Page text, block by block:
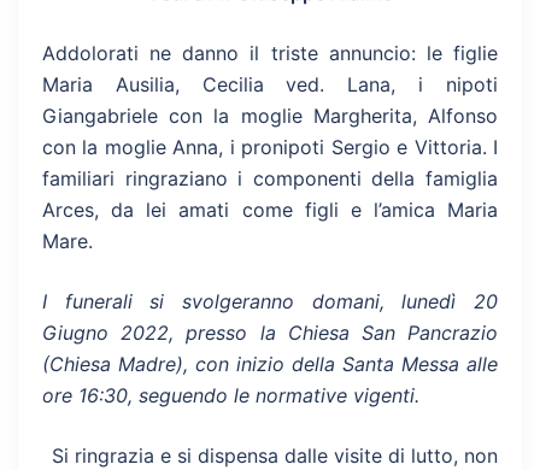
Addolorati ne danno il triste annuncio: le figlie
Maria Ausilia, Cecilia ved. Lana, i nipoti
Giangabriele con la moglie Margherita, Alfonso
con la moglie Anna, i pronipoti Sergio e Vittoria. I
familiari ringraziano i componenti della famiglia
Arces, da lei amati come figli e l’amica Maria
Mare.
I funerali si svolgeranno domani, lunedì 20
Giugno 2022, presso la Chiesa San Pancrazio
(Chiesa Madre), con inizio della Santa Messa alle
ore 16:30, seguendo le normative vigenti.
Si ringrazia e si dispensa dalle visite di lutto, non